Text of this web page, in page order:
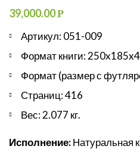
39,000.00Р
Артикул: 051-009
Формат книги:
Формат (размер с
Страниц: 416
Вес: 2.077 кг.
Исполнение:Натуральная